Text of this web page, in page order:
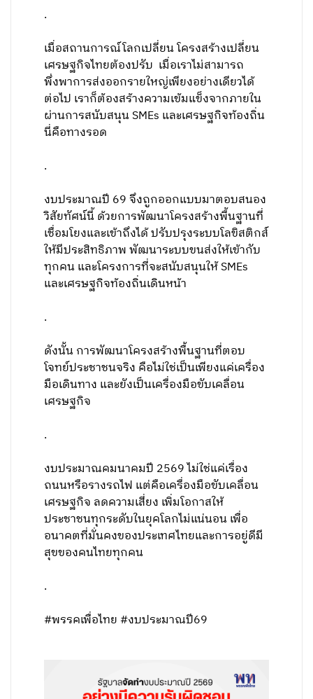
.
เมื่อสถานการณ์โลกเปลี่ยน โครงสร้างเปลี่ยน
เศรษฐกิจไทยต้องปรับ เมื่อเราไม่สามารถ
พึ่งพาการส่งออกรายใหญ่เพียงอย่างเดียวได้
ต่อไป เราก็ต้องสร้างความเข้มแข็งจากภายใน
ผ่านการสนับสนุน SMEs และเศรษฐกิจท้องถิ่น
นี่คือทางรอด
.
งบประมาณปี 69 จึงถูกออกแบบมาตอบสนอง
วิสัยทัศน์นี้ ด้วยการพัฒนาโครงสร้างพื้นฐานที่
เชื่อมโยงและเข้าถึงได้ ปรับปรุงระบบโลขิสติกส์
ให้มีประสิทธิภาพ พัฒนาระบบขนส่งให้เข้ากับ
ทุกคน และโครงการที่จะสนับสนุนให้ SMEs
และเศรษฐกิจท้องถิ่นเดินหน้า
.
ดังนั้น การพัฒนาโครงสร้างพื้นฐานที่ตอบ
โจทย์ประชาชนจริง คือไม่ใช่เป็นเพียงแค่เครื่อง
มือเดินทาง และยังเป็นเครื่องมือขับเคลื่อน
เศรษฐกิจ
.
งบประมาณคมนาคมปี 2569 ไม่ใช่แค่เรื่อง
ถนนหรือรางรถไฟ แต่คือเครื่องมือขับเคลื่อน
เศรษฐกิจ ลดความเสี่ยง เพิ่มโอกาสให้
ประชาชนทุกระดับในยุคโลกไม่แน่นอน เพื่อ
อนาคตที่มั่นคงของประเทศไทยและการอยู่ดีมี
สุขของคนไทยทุกคน
.
#พรรคเพื่อไทย #งบประมาณปี69